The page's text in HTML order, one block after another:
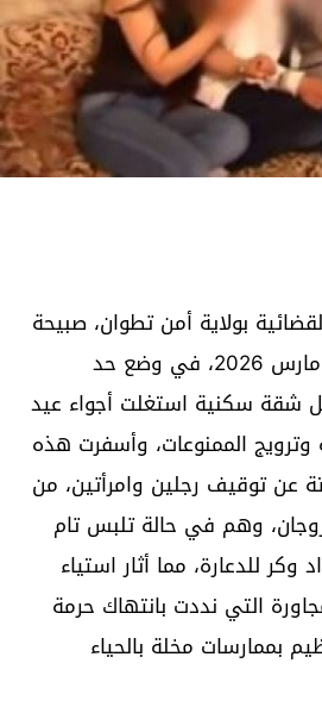
بولاية أمن تطوان، صبيحة
يوم أمس الجمعة 20 مارس 2026، في وضع حد
شقة سكنية استغلت أجواء عيد
وترويج الممنوعات، وأسفرت هذه
عن توقيف رجلين وامرأتين، من
وهم في حالة تلبس تام
للدعارة، مما أثار استياء
التي نددت بانتهاك حرمة
بممارسات مخلة بالحياء